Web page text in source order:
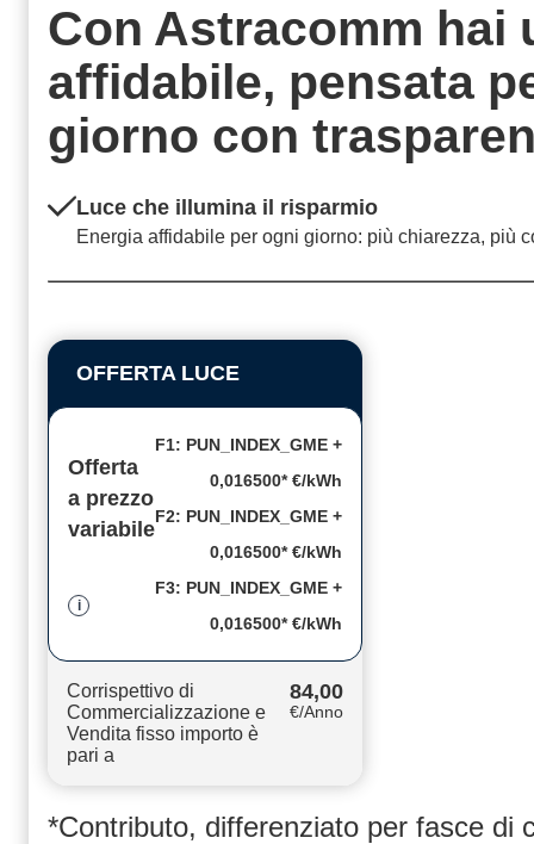
Con Astracomm hai
affidabile, pensata
giorno con
Luce che illumina il risparmio
Energia affidabile per ogni giorno: più chiarezza, più
OFFERTA LUCE
Offerta
a prezzo
variabile
i
F1: PUN_INDEX_GME +
0,016500* €/kWh
F2: PUN_INDEX_GME +
0,016500* €/kWh
F3: PUN_INDEX_GME +
0,016500* €/kWh
Corrispettivo di
Commercializzazione e
Vendita fisso importo è
pari a
84,00
€/Anno
*Contributo, differenziato per fasce di